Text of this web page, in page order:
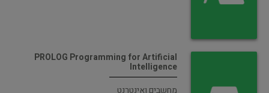
PROLOG Programming for Artificial
Intelligence
מחשבים ואינטרנט